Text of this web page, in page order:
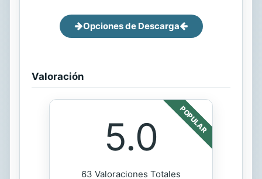
Opciones de Descarga
Valoración
POPULAR
5.0
63 Valoraciones Totales